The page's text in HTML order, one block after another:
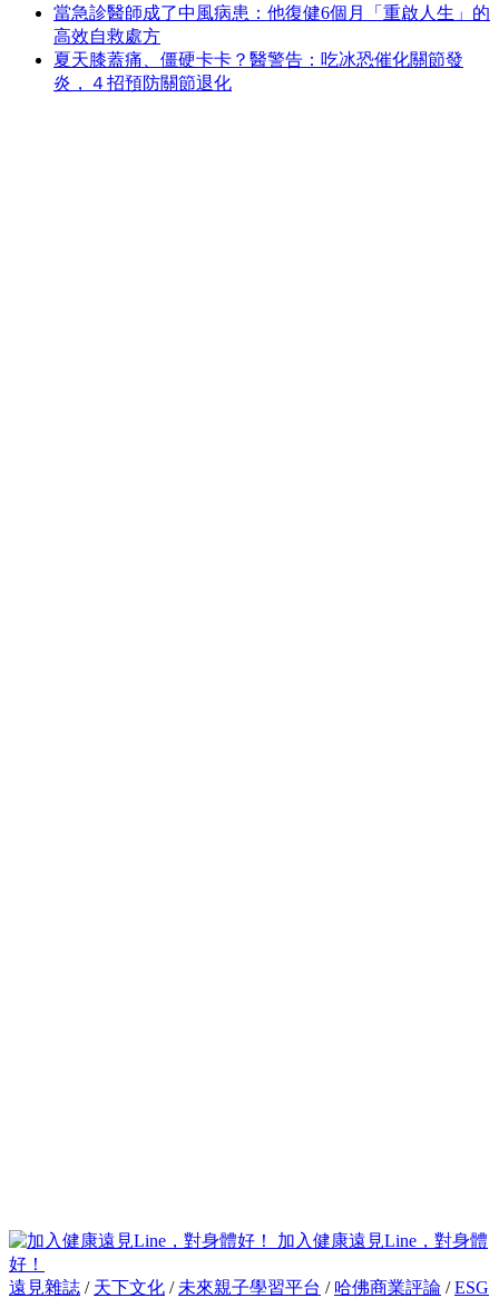
當急診醫師成了中風病患：他復健6個月「重啟人生」的
高效自救處方
夏天膝蓋痛、僵硬卡卡？醫警告：吃冰恐催化關節發
炎，４招預防關節退化
加入健康遠見Line，對身體
好！
遠見雜誌 / 天下文化 / 未來親子學習平台 / 哈佛商業評論 /ESG